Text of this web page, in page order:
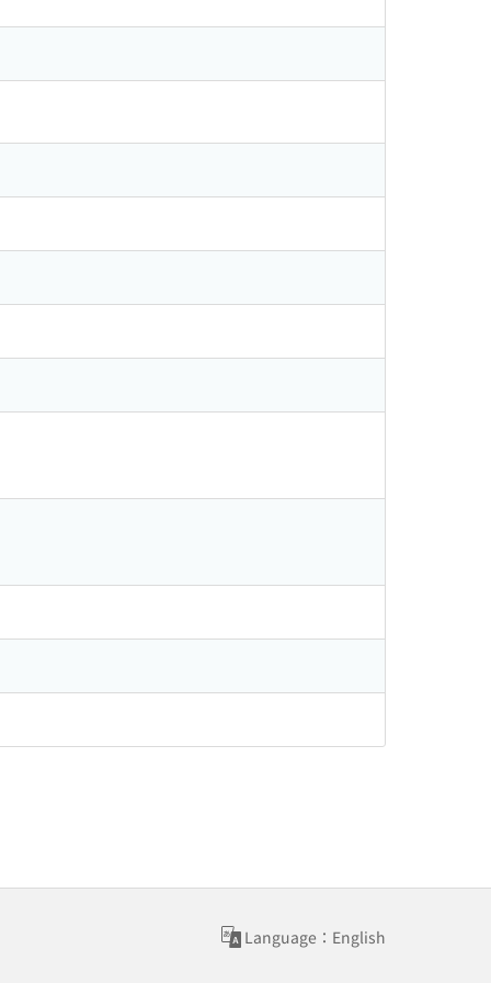
Language：English